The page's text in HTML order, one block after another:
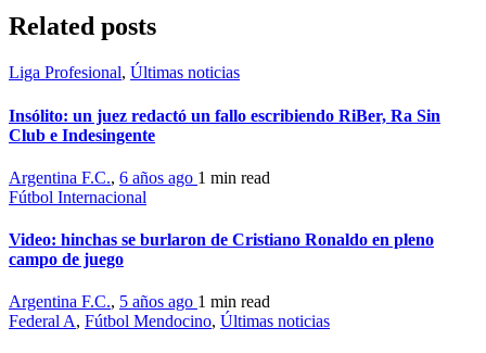
Related posts
Liga Profesional, Últimas noticias
Insólito: un juez redactó un fallo escribiendo RiBer, Ra Sin
Club e Indesingente
Argentina F.C., 6 años ago 1 min read
Fútbol Internacional
Video: hinchas se burlaron de Cristiano Ronaldo en pleno
campo de juego
Argentina F.C., 5 años ago 1 min read
Federal A, Fútbol Mendocino, Últimas noticias